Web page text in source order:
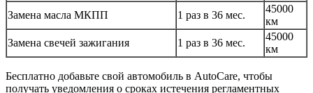
Замена масла МКПП
1 раз в 36 мес.
45000
км
Замена свечей зажигания
1 раз в 36 мес.
45000
км
Бесплатно добавьте свой автомобиль в AutoCare, чтобы
получать уведомления о сроках истечения регламентных